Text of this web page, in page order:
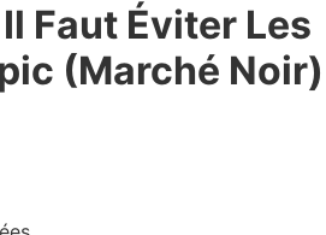
Faut Éviter Les
(Marché Noir)